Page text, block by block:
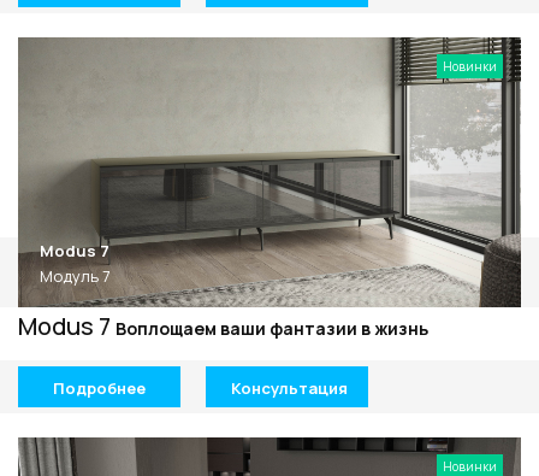
Modus 7 Воплощаем ваши фантазии в жизнь
Modus 7
Модуль 7
Подробнее Консультация
Новинки
Новинки